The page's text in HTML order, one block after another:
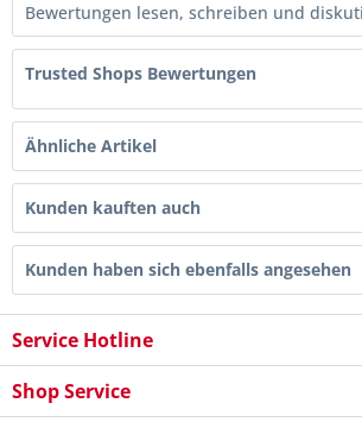
Bewertungen lesen, schreiben und
Trusted Shops Bewertungen
Ähnliche Artikel
Kunden kauften auch
Kunden haben sich ebenfalls angesehen
Service Hotline
Shop Service